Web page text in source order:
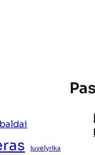
baldai
juvelyrika